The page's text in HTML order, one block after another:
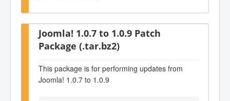
Joomla! 1.0.7 to 1.0.9 Patch
Package (.tar.bz2)
This package is for performing updates from
Joomla! 1.0.7 to 1.0.9